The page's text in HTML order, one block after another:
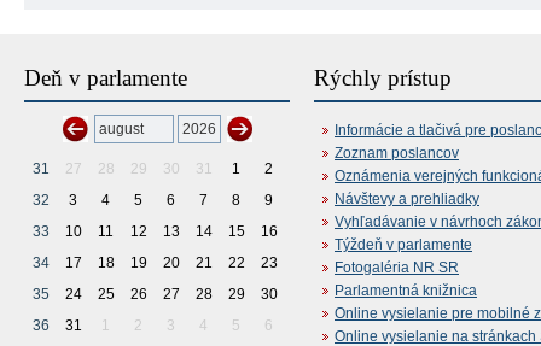
Deň v parlamente
31 27 28 29 30 31 1
2
32
3 4 5 6 7 8
9
33
10 11 12 13 14 15
16
34
17 18 19 20 21 22
23
35
24 25 26 27 28 29
30
36
31 1 2 3 4 5 6
Rýchly prístup
Informácie a tlačivá pre
Zoznam poslancov
Oznámenia verejných
Návštevy a prehliadky
Vyhľadávanie v návrhoch
Týždeň v parlamente
Fotogaléria NR SR
Parlamentná knižnica
Online vysielanie pre mobilné
Online vysielanie na stránkach